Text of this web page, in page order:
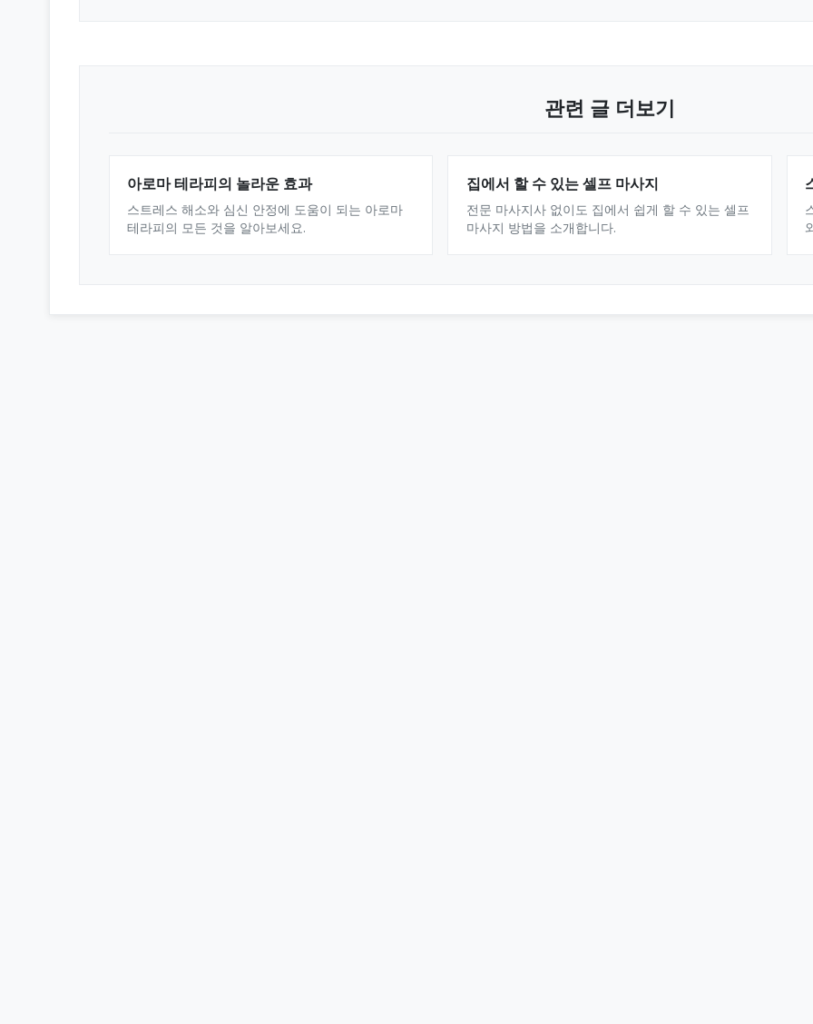
관련 글 더보기
아로마 테라피의 놀라운 효과
스트레스 해소와 심신 안정에 도움이 되는 아로마
테라피의 모든 것을 알아보세요.
집에서 할 수 있는 셀프 마사지
전문 마사지사 없이도 집에서 쉽게 할 수 있는 셀프
마사지 방법을 소개합니다.